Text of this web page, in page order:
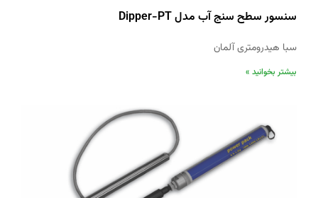
سنسور سطح سنج آب مدل Dipper-PT
سبا هیدرومتری آلمان
بیشتر بخوانید »